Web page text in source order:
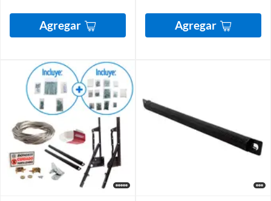
Agregar Agregar